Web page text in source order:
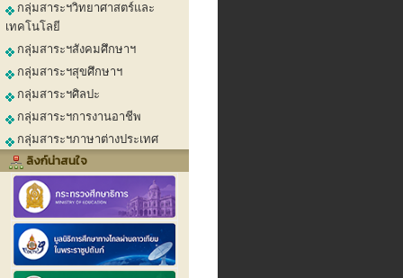
กลุ่มสาระฯวิทยาศาสตร์และ
เทคโนโลยี
กลุ่มสาระฯสังคมศึกษาฯ
กลุ่มสาระฯสุขศึกษาฯ
กลุ่มสาระฯศิลปะ
กลุ่มสาระฯการงานอาชีพ
กลุ่มสาระฯภาษาต่างประเทศ
ลิงก์น่าสนใจ